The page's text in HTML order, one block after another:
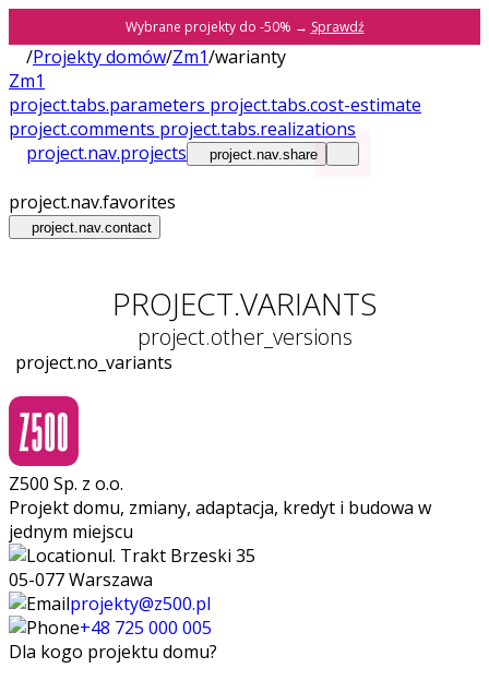
Wybrane projekty do -50% → Sprawdź
/Projekty domów/Zm1/warianty
Zm1
project.tabs.parameters project.tabs.cost-estimate
project.comments project.tabs.realizations
project.nav.projects
project.nav.share
project.nav.favorites
project.nav.contact
PROJECT.VARIANTS
project.other_versions
project.no_variants
Z500 Sp. z o.o.
Projekt domu, zmiany, adaptacja, kredyt i budowa w
jednym miejscu
ul. Trakt Brzeski 35
05-077 Warszawa
projekty@z500.pl
+48 725 000 005
Dla kogo projektu domu?